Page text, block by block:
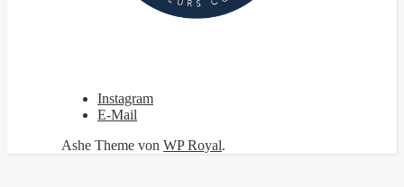
Instagram
E-Mail
Ashe Theme von WP Royal.